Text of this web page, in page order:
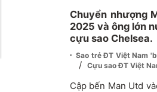
Chuyển nhượng
2025 và ông lớn
cựu sao Chelsea.
Sao trẻ ĐT Việt Nam
/ Cựu sao ĐT Việt
Cập bến Man Utd